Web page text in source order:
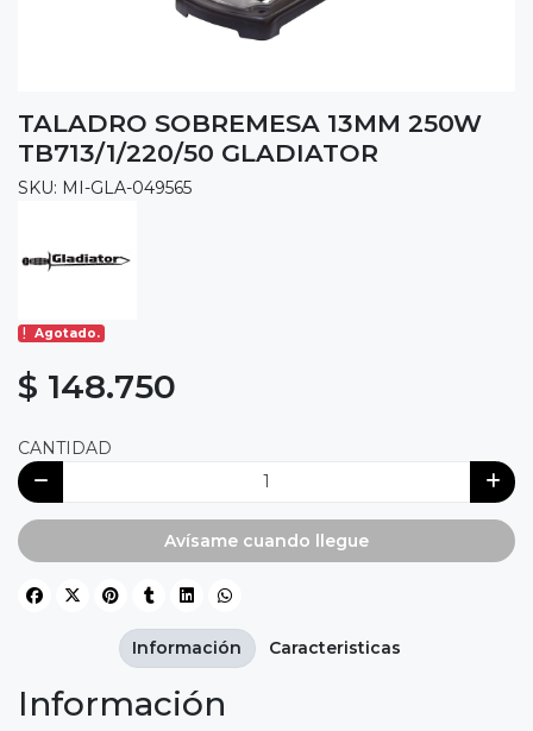
TALADRO SOBREMESA 13MM 250W
TB713/1/220/50 GLADIATOR
SKU: MI-GLA-049565
Agotado.
$ 148.750
CANTIDAD
Avísame cuando llegue
Información
Información Caracteristicas